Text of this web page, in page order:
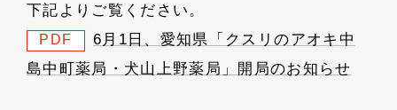
下記よりご覧ください。
PDF
6月1日、愛知県「クスリのアオキ中
島中町薬局・犬山上野薬局」開局のお知らせ